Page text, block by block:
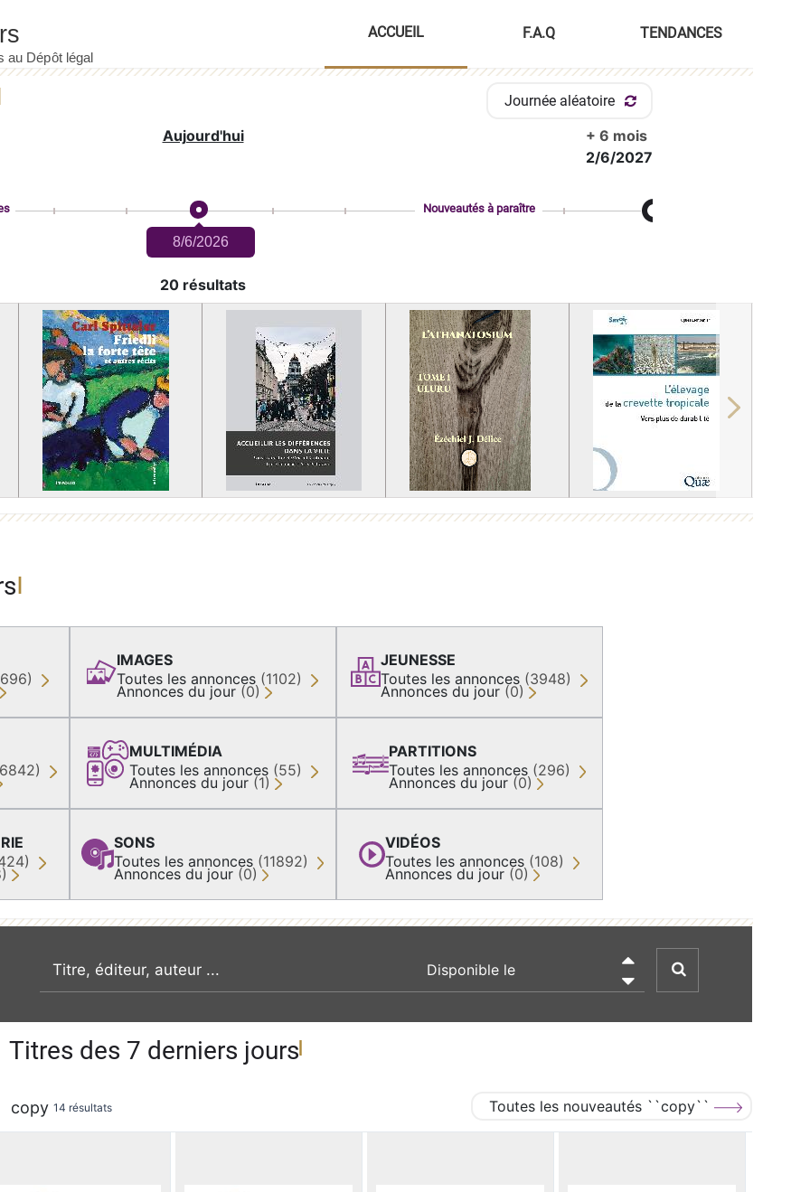
ACCUEIL F.A.Q TENDANCES
Journée aléatoire
Aujourd'hui
+ 6 mois
2/6/2027
8/6/2026
Nouveautés à paraître
20 résultats
Next
IMAGES
Toutes les annonces (1102)
Annonces du jour (0)
MULTIMÉDIA
Toutes les annonces (55)
Annonces du jour (1)
SONS
Toutes les annonces (11892)
Annonces du jour (0)
JEUNESSE
Toutes les annonces (3948)
Annonces du jour (0)
PARTITIONS
Toutes les annonces (296)
Annonces du jour (0)
VIDÉOS
Toutes les annonces (108)
Annonces du jour (0)
recherche par mot clé

Titres des 7 derniers jours
copy 14 résultats Toutes les nouveautés ``copy``